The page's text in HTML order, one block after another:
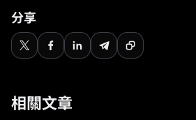
分享
相關文章